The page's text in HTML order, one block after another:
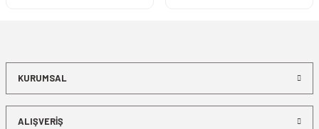
KURUMSAL
ALIŞVERİŞ